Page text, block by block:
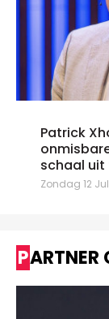
Patrick
schaal uit
Zondag 12